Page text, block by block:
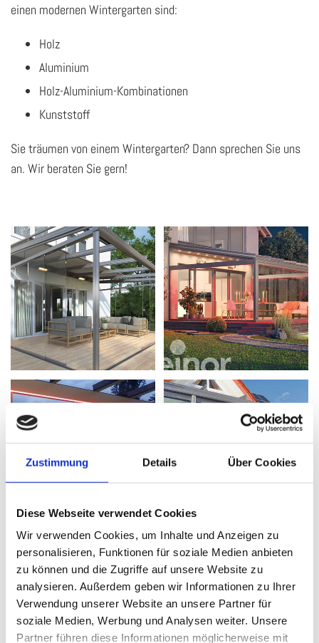
Zustimmung Details Über Cookies
Diese Webseite verwendet Cookies
Wir verwenden Cookies, um Inhalte und Anzeigen zu
personalisieren, Funktionen für soziale Medien anbieten
zu können und die Zugriffe auf unsere Website zu
analysieren. Außerdem geben wir Informationen zu Ihrer
Verwendung unserer Website an unsere Partner für
soziale Medien, Werbung und Analysen weiter. Unsere
Partner führen diese Informationen möglicherweise mit
einen modernen Wintergarten sind:
Holz
Aluminium
Holz-Aluminium-Kombinationen
Kunststoff
Sie träumen von einem Wintergarten? Dann sprechen Sie uns
an. Wir beraten Sie gern!